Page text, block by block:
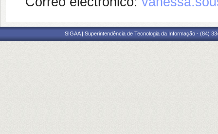
SIGAA | Superintendência de Tecnologia da Informação - (84)